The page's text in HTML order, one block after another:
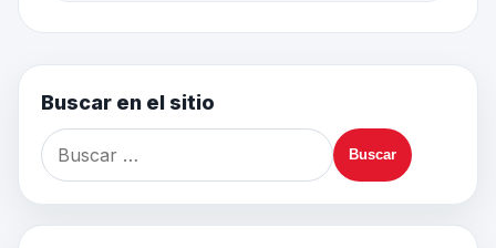
Buscar en el sitio